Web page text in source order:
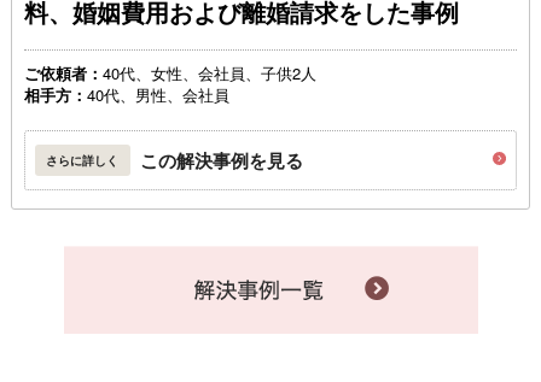
料、婚姻費用および離婚請求をした事例
ご依頼者： 40代、女性、会社員、子供2人
相手方： 40代、男性、会社員
さらに詳しく この解決事例を見る